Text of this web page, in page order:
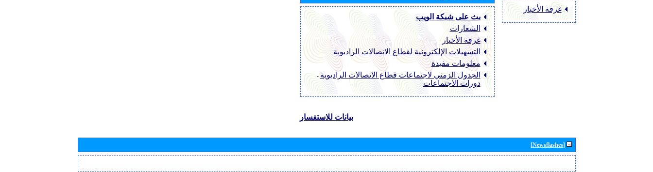
بث على شبكة الويب
الشعارات
غرفة الأخبار
التسهيلات الإلكترونية لقطاع الاتصالات الراديوية
معلومات مفيدة
الجدول الزمني لاجتماعات قطاع الاتصالات الراديوية -
دورات الاجتماعات
غرفة الأخبار
بيانات للاستفسار
[Newsflashes]